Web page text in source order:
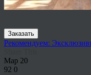
Заказать
Рекомендуем:
Мар 20
92 0